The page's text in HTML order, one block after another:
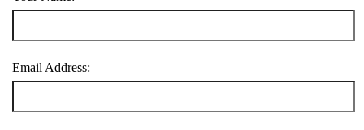
Email Address: